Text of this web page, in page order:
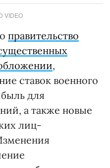
VIDEO
правительство
,
ставок военного
для
а также новые
лиц-